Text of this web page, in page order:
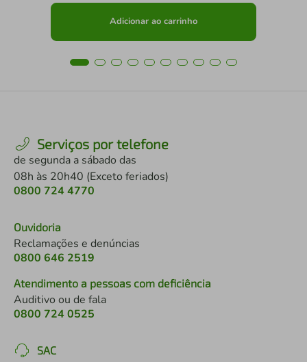
Adicionar ao carrinho
Serviços por telefone
de segunda a sábado das
08h às 20h40 (Exceto feriados)
0800 724 4770
Ouvidoria
Reclamações e denúncias
0800 646 2519
Atendimento a pessoas com deficiência
Auditivo ou de fala
0800 724 0525
SAC